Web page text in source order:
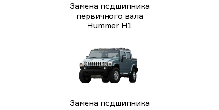
Замена подшипника
первичного вала
Hummer H1
Замена подшипника